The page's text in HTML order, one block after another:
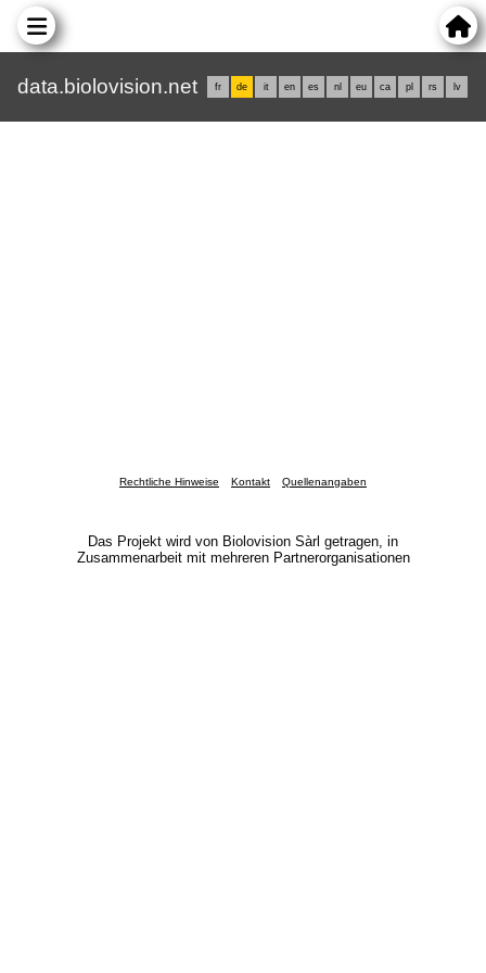
data.biolovision.net fr de it en es nl eu ca pl rs lv
Rechtliche Hinweise Kontakt Quellenangaben
Das Projekt wird von Biolovision Sàrl getragen, in
Zusammenarbeit mit mehreren Partnerorganisationen